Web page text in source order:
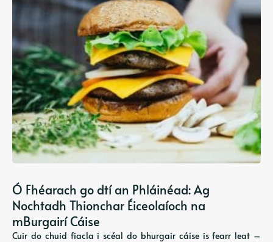
Ó Fhéarach go dtí an Phláinéad: Ag
Nochtadh Thionchar Éiceolaíoch na
mBurgairí Cáise
Cuir do chuid fiacla i scéal do bhurgair cáise is fearr leat –